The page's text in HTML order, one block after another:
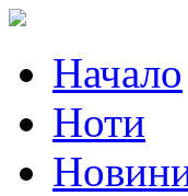
Начало
Ноти